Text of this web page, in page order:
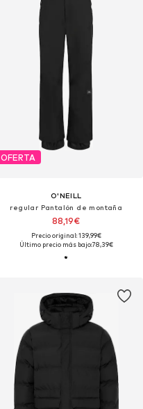
OFERTA
O'NEILL
regular Pantalón de montaña
88,19€
Precio original: 139,99€
Último precio más bajo:78,39€